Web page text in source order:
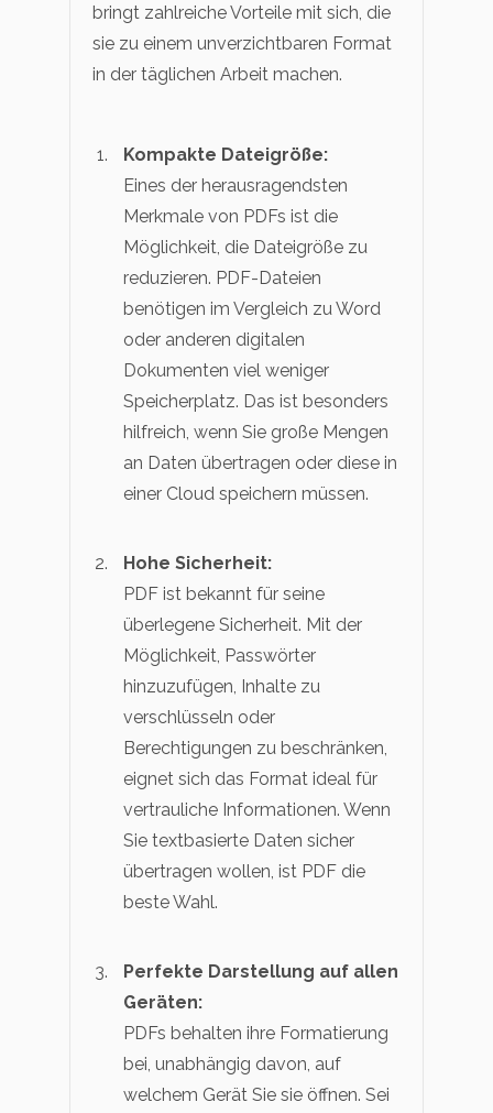
bringt zahlreiche Vorteile mit sich, die
sie zu einem unverzichtbaren Format
in der täglichen Arbeit machen.
Kompakte Dateigröße:
Eines der herausragendsten
Merkmale von PDFs ist die
Möglichkeit, die Dateigröße zu
reduzieren. PDF-Dateien
benötigen im Vergleich zu Word
oder anderen digitalen
Dokumenten viel weniger
Speicherplatz. Das ist besonders
hilfreich, wenn Sie große Mengen
an Daten übertragen oder diese in
einer Cloud speichern müssen.
Hohe Sicherheit:
PDF ist bekannt für seine
überlegene Sicherheit. Mit der
Möglichkeit, Passwörter
hinzuzufügen, Inhalte zu
verschlüsseln oder
Berechtigungen zu beschränken,
eignet sich das Format ideal für
vertrauliche Informationen. Wenn
Sie textbasierte Daten sicher
übertragen wollen, ist PDF die
beste Wahl.
Perfekte Darstellung auf allen
Geräten:
PDFs behalten ihre Formatierung
bei, unabhängig davon, auf
welchem Gerät Sie sie öffnen. Sei